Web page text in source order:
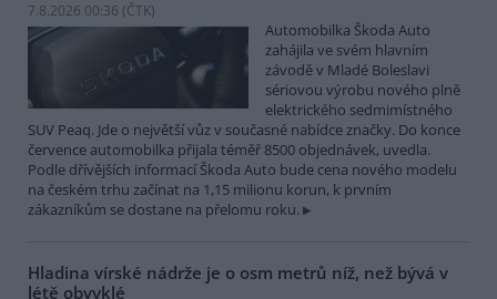
7.8.2026 00:36 (ČTK)
Automobilka Škoda Auto
zahájila ve svém hlavním
závodě v Mladé Boleslavi
sériovou výrobu nového plně
elektrického sedmimístného
SUV Peaq. Jde o největší vůz v současné nabídce značky. Do konce
července automobilka přijala téměř 8500 objednávek, uvedla.
Podle dřívějších informací Škoda Auto bude cena nového modelu
na českém trhu začínat na 1,15 milionu korun, k prvním
zákazníkům se dostane na přelomu roku.
Hladina vírské nádrže je o osm metrů níž, než bývá v
létě obvyklé